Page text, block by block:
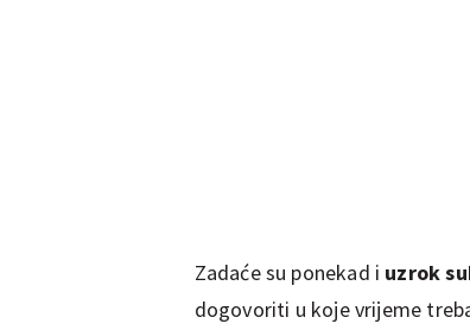
Zadaće su ponekad i uzrok
dogovoriti u koje vrijeme